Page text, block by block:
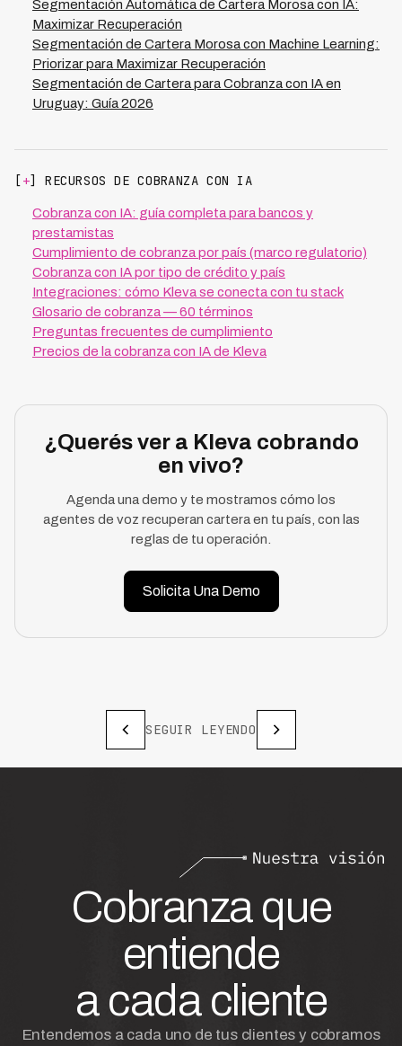
Segmentación Automática de Cartera Morosa con IA:
Maximizar Recuperación
Segmentación de Cartera Morosa con Machine Learning:
Priorizar para Maximizar Recuperación
Segmentación de Cartera para Cobranza con IA en
Uruguay: Guía 2026
[ +] RECURSOS DE COBRANZA CON IA
Cobranza con IA: guía completa para bancos y
prestamistas
Cumplimiento de cobranza por país (marco regulatorio)
Cobranza con IA por tipo de crédito y país
Integraciones: cómo Kleva se conecta con tu stack
Glosario de cobranza — 60 términos
Preguntas frecuentes de cumplimiento
Precios de la cobranza con IA de Kleva
¿Querés ver a Kleva cobrando
en vivo?
Agenda una demo y te mostramos cómo los
agentes de voz recuperan cartera en tu país, con las
reglas de tu operación.
Solicita Una Demo
SEGUIR LEYENDO
Cobranza que
entiende
a cada cliente
Entendemos a cada uno de tus clientes y cobramos